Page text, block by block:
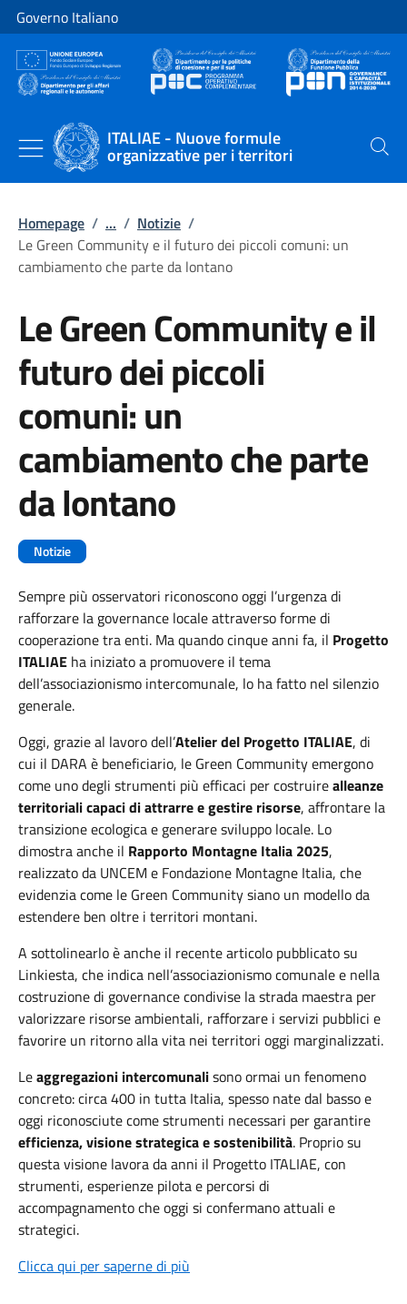
Vai al contenuto
Vai alla navigazione del sito
Governo Italiano
ITALIAE - Nuove formule
organizzative per i territori Cerca
Homepage / ... / Notizie /
Le Green Community e il futuro dei piccoli comuni: un
cambiamento che parte da lontano
Le Green Community e il
futuro dei piccoli
comuni: un
cambiamento che parte
da lontano
Notizie
Sempre più osservatori riconoscono oggi l’urgenza di
rafforzare la governance locale attraverso forme di
cooperazione tra enti. Ma quando cinque anni fa, il Progetto
ITALIAE ha iniziato a promuovere il tema
dell’associazionismo intercomunale, lo ha fatto nel silenzio
generale.
Oggi, grazie al lavoro dell’Atelier del Progetto ITALIAE, di
cui il DARA è beneficiario, le Green Community emergono
come uno degli strumenti più efficaci per costruirealleanze
territoriali capaci di attrarre e gestire risorse, affrontare la
transizione ecologica e generare sviluppo locale. Lo
dimostra anche il Rapporto Montagne Italia 2025,
realizzato da UNCEM e Fondazione Montagne Italia, che
evidenzia come le Green Community siano un modello da
estendere ben oltre i territori montani.
A sottolinearlo è anche il recente articolo pubblicato su
Linkiesta, che indica nell’associazionismo comunale e nella
costruzione di governance condivise la strada maestra per
valorizzare risorse ambientali, rafforzare i servizi pubblici e
favorire un ritorno alla vita nei territori oggi marginalizzati.
Leaggregazioni intercomunalisono ormai un fenomeno
concreto: circa 400 in tutta Italia, spesso nate dal basso e
oggi riconosciute come strumenti necessari per garantire
efficienza, visione strategica e sostenibilità. Proprio su
questa visione lavora da anni il Progetto ITALIAE, con
strumenti, esperienze pilota e percorsi di
accompagnamento che oggi si confermano attuali e
strategici.
Clicca qui per saperne di più